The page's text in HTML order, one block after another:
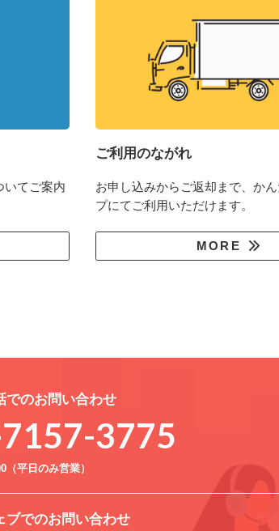
いてご案内
ご利用のながれ
お申し込みからご返却まで、か
プにてご利用いただけます。
MORE
でのお問い合わせ
3775
（平日のみ営業）
ブでのお問い合わせ